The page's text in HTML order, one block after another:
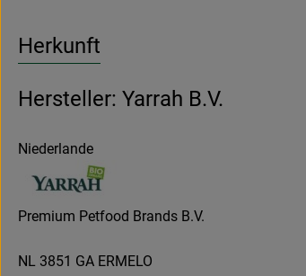
Herkunft
Hersteller: Yarrah B.V.
Niederlande
Premium Petfood Brands B.V.
NL 3851 GA ERMELO